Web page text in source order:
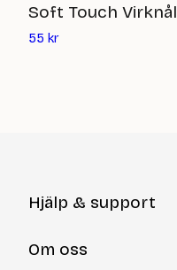
Soft Touch Virknål
55 krDet
Hjälp & support
Återköp via formulär
Om oss